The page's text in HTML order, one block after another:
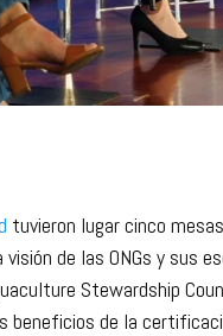
tuvieron lugar cinco
de las ONGs y sus
Stewardship
beneficios de la